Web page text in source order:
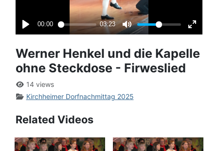
Werner Henkel und die Kapelle
ohne Steckdose - Firweslied
14 views
Kirchheimer Dorfnachmittag 2025
Related Videos